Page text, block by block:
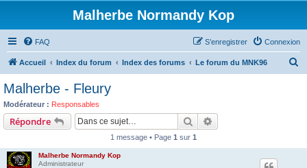
Malherbe Normandy Kop
FAQ Connexion
S’enregistrer
Accueil Index du forum Index des forums Le forum du MNK96
Malherbe - Fleury
Modérateur : Responsables
Répondre Rechercher
1 message • Page 1 sur 1
Malherbe Normandy Kop
Administrateur